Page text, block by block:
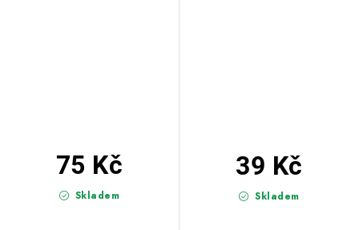
Skladem
75 Kč
Skladem
39 Kč